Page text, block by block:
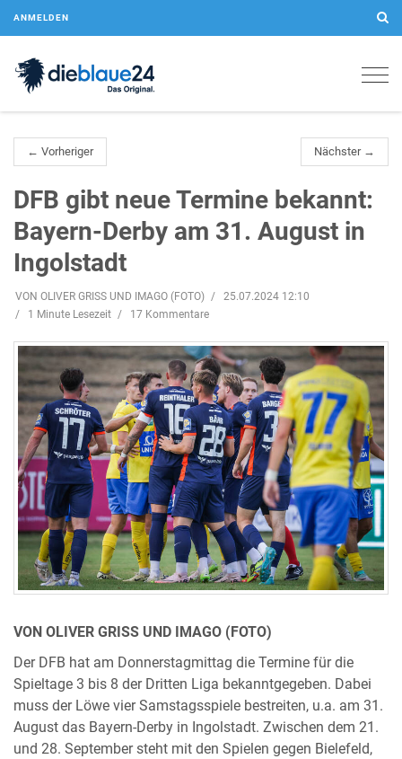
ANMELDEN
← Vorheriger Nächster →
DFB gibt neue Termine bekannt:
Bayern-Derby am 31. August in
Ingolstadt
VON OLIVER GRISS UND IMAGO (FOTO)
25.07.2024 12:10
1 Minute Lesezeit
17 Kommentare
VON OLIVER GRISS UND IMAGO (FOTO)
Der DFB hat am Donnerstagmittag die Termine für die
Spieltage 3 bis 8 der Dritten Liga bekanntgegeben. Dabei
muss der Löwe vier Samstagsspiele bestreiten, u.a. am 31.
August das Bayern-Derby in Ingolstadt. Zwischen dem 21.
und 28. September steht mit den Spielen gegen Bielefeld,